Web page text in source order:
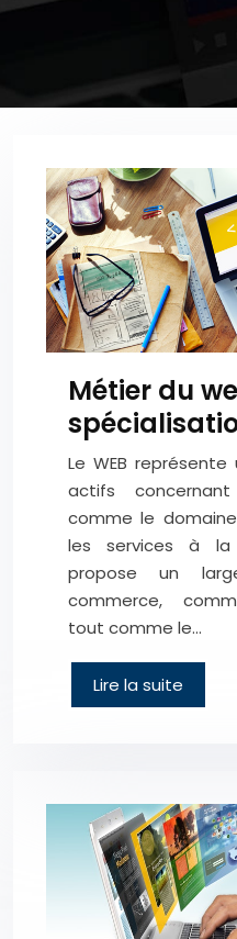
Métier du
Le WEB
actifs
comme le
les services à la
propose un
commerce,
tout comme le…
Lire la suite